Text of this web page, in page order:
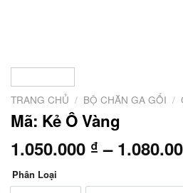
TRANG CHỦ / BỘ CHĂN GA GỐI /
Mã: Kẻ Ô Vàng
1.050.000 ₫ –
Phân Loại